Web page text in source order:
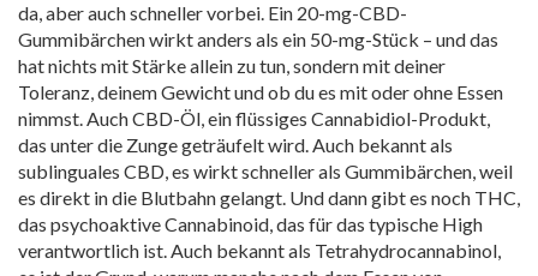
da, aber auch schneller vorbei. Ein 20-mg-CBD-
Gummibärchen wirkt anders als ein 50-mg-Stück – und das
hat nichts mit Stärke allein zu tun, sondern mit deiner
Toleranz, deinem Gewicht und ob du es mit oder ohne Essen
nimmst. AuchCBD-Öl,ein flüssiges Cannabidiol-Produkt,
das unter die Zunge geträufelt wird. Auch bekannt als
sublinguales CBD, es wirkt schneller als Gummibärchen, weil
es direkt in die Blutbahn gelangt. Und dann gibt es noch THC,
das psychoaktive Cannabinoid, das für das typische High
verantwortlich ist. Auch bekannt als Tetrahydrocannabinol,